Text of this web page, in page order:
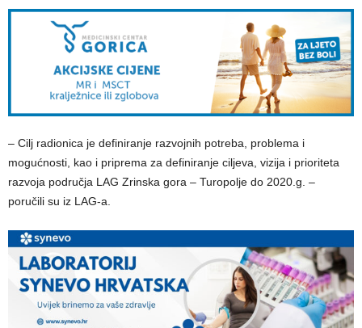
– Cilj radionica je definiranje razvojnih potreba, problema i
mogućnosti, kao i priprema za definiranje ciljeva, vizija i prioriteta
razvoja područja LAG Zrinska gora – Turopolje do 2020.g. –
poručili su iz LAG-a.